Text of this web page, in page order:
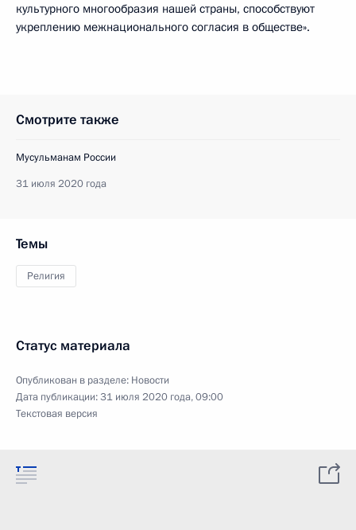
культурного многообразия нашей страны, способствуют
укреплению межнационального согласия в обществе».
Смотрите также
Мусульманам России
31 июля 2020 года
Темы
Религия
Статус материала
Опубликован в разделе: Новости
Дата публикации:31 июля 2020 года, 09:00
Текстовая версия